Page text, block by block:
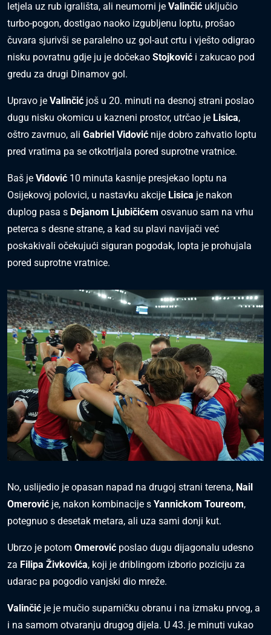
letjela uz rub igrališta, ali neumorni je Valinčić uključio
turbo-pogon, dostigao naoko izgubljenu loptu, prošao
čuvara sjurivši se paralelno uz gol-aut crtu i vješto odigrao
nisku povratnu gdje ju je dočekao Stojković i zakucao pod
gredu za drugi Dinamov gol.
Upravo je Valinčić još u 20. minuti na desnoj strani poslao
dugu nisku okomicu u kazneni prostor, utrčao je Lisica,
oštro zavrnuo, ali Gabriel Vidović nije dobro zahvatio loptu
pred vratima pa se otkotrljala pored suprotne vratnice.
Baš je Vidović 10 minuta kasnije presjekao loptu na
Osijekovoj polovici, u nastavku akcije Lisica je nakon
duplog pasa s Dejanom Ljubičićem osvanuo sam na vrhu
peterca s desne strane, a kad su plavi navijači već
poskakivali očekujući siguran pogodak, lopta je prohujala
pored suprotne vratnice.
No, uslijedio je opasan napad na drugoj strani terena, Nail
Omerović je, nakon kombinacije s Yannickom Toureom,
potegnuo s desetak metara, ali uza sami donji kut.
Ubrzo je potom Omerović poslao dugu dijagonalu udesno
za Filipa Živkovića, koji je driblingom izborio poziciju za
udarac pa pogodio vanjski dio mreže.
Valinčić je je mučio suparničku obranu i na izmaku prvog, a
i na samom otvaranju drugog dijela. U 43. je minuti vukao